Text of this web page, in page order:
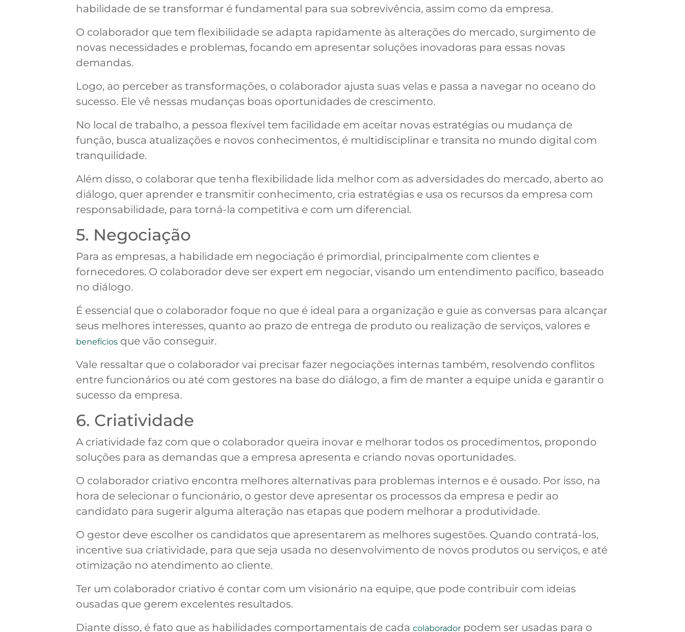
habilidade de se transformar é fundamental para sua sobrevivência, assim como da empresa.
O colaborador que tem flexibilidade se adapta rapidamente às alterações do mercado, surgimento de
novas necessidades e problemas, focando em apresentar soluções inovadoras para essas novas
demandas.
Logo, ao perceber as transformações, o colaborador ajusta suas velas e passa a navegar no oceano do
sucesso. Ele vê nessas mudanças boas oportunidades de crescimento.
No local de trabalho, a pessoa flexível tem facilidade em aceitar novas estratégias ou mudança de
função, busca atualizações e novos conhecimentos, é multidisciplinar e transita no mundo digital com
tranquilidade.
Além disso, o colaborar que tenha flexibilidade lida melhor com as adversidades do mercado, aberto ao
diálogo, quer aprender e transmitir conhecimento, cria estratégias e usa os recursos da empresa com
responsabilidade, para torná-la competitiva e com um diferencial.
5. Negociação
Para as empresas, a habilidade em negociação é primordial, principalmente com clientes e
fornecedores. O colaborador deve ser expert em negociar, visando um entendimento pacífico, baseado
no diálogo.
É essencial que o colaborador foque no que é ideal para a organização e guie as conversas para alcançar
seus melhores interesses, quanto ao prazo de entrega de produto ou realização de serviços, valores e
benefícios que vão conseguir.
Vale ressaltar que o colaborador vai precisar fazer negociações internas também, resolvendo conflitos
entre funcionários ou até com gestores na base do diálogo, a fim de manter a equipe unida e garantir o
sucesso da empresa.
6. Criatividade
A criatividade faz com que o colaborador queira inovar e melhorar todos os procedimentos, propondo
soluções para as demandas que a empresa apresenta e criando novas oportunidades.
O colaborador criativo encontra melhores alternativas para problemas internos e é ousado. Por isso, na
hora de selecionar o funcionário, o gestor deve apresentar os processos da empresa e pedir ao
candidato para sugerir alguma alteração nas etapas que podem melhorar a produtividade.
O gestor deve escolher os candidatos que apresentarem as melhores sugestões. Quando contratá-los,
incentive sua criatividade, para que seja usada no desenvolvimento de novos produtos ou serviços, e até
otimização no atendimento ao cliente.
Ter um colaborador criativo é contar com um visionário na equipe, que pode contribuir com ideias
ousadas que gerem excelentes resultados.
Diante disso, é fato que as habilidades comportamentais de cadacolaborador podem ser usadas para o